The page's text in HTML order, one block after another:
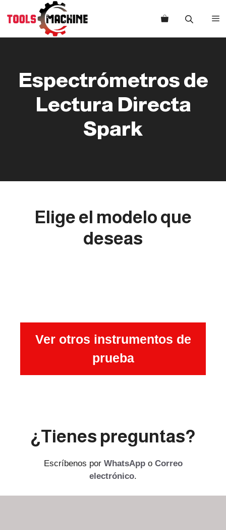
Espectrómetros de
Lectura Directa
Spark
Elige el modelo que
deseas
Ver otros instrumentos de
prueba
¿Tienes preguntas?
Escríbenos por WhatsAppo Correo
electrónico.